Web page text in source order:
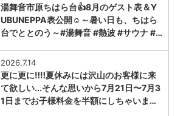
湯舞音市原ちはら台👍8月のゲスト表＆Y
UBUNEPPA表公開☺～暑い日も、ちはら
台でととのう～#湯舞音 #熱波 #サウナ #…
2026.7.14
更に更に‼️‼️夏休みには沢山のお客様に来
て欲しい...そんな思いから7月21日〜7月3
1日までお子様料金を半額にしちゃいま…